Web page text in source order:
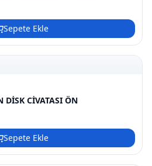
Sepete Ekle
DİSK CİVATASI ÖN
Sepete Ekle